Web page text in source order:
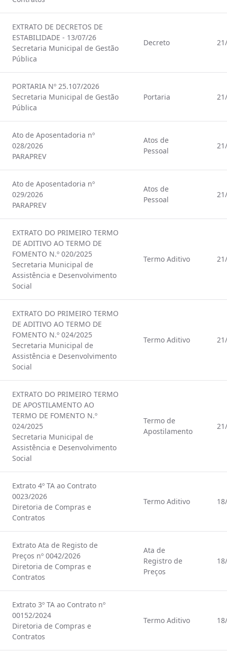
EXTRATO DE DECRETOS DE
ESTABILIDADE - 13/07/26
Secretaria Municipal de Gestão
Pública
Decreto
PORTARIA Nº 25.107/2026
Secretaria Municipal de Gestão
Pública
Portaria
Ato de Aposentadoria nº
028/2026
PARAPREV
Atos de
Pessoal
Ato de Aposentadoria nº
029/2026
PARAPREV
Atos de
Pessoal
EXTRATO DO PRIMEIRO TERMO
DE ADITIVO AO TERMO DE
FOMENTO N.º 020/2025
Secretaria Municipal de
Assistência e Desenvolvimento
Social
Termo Aditivo
EXTRATO DO PRIMEIRO TERMO
DE ADITIVO AO TERMO DE
FOMENTO N.º 024/2025
Secretaria Municipal de
Assistência e Desenvolvimento
Social
Termo Aditivo
EXTRATO DO PRIMEIRO TERMO
DE APOSTILAMENTO AO
TERMO DE FOMENTO N.º
024/2025
Secretaria Municipal de
Assistência e Desenvolvimento
Social
Termo de
Apostilamento
Extrato 4º TA ao Contrato
0023/2026
Diretoria de Compras e
Contratos
Termo Aditivo
Extrato Ata de Registo de
Preços nº 0042/2026
Diretoria de Compras e
Contratos
Ata de
Registro de
Preços
Extrato 3º TA ao Contrato nº
00152/2024
Diretoria de Compras e
Contratos
Termo Aditivo